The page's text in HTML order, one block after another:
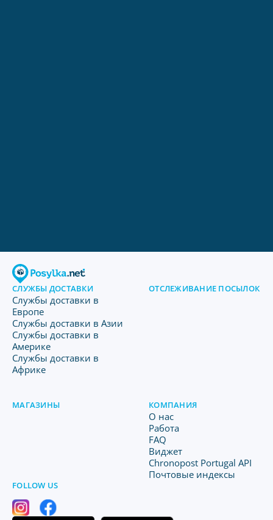
СЛУЖБЫ ДОСТАВКИ
Службы доставки в
Европе
Службы доставки в Азии
Службы доставки в
Америке
Службы доставки в
Африке
ОТСЛЕЖИВАНИЕ ПОСЫЛОК
МАГАЗИНЫ КОМПАНИЯ
O нас
Работа
FAQ
Виджет
Chronopost Portugal API
Почтовые индексы
FOLLOW US